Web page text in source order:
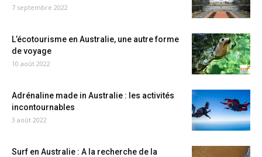
7 septembre 2022
L’écotourisme en Australie, une autre forme
de voyage
10 août 2022
Adrénaline made in Australie : les activités
incontournables
3 août 2022
Surf en Australie : A la recherche de la